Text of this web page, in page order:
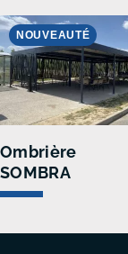
Ombrière
SOMBRA
NOUVEAUTÉ